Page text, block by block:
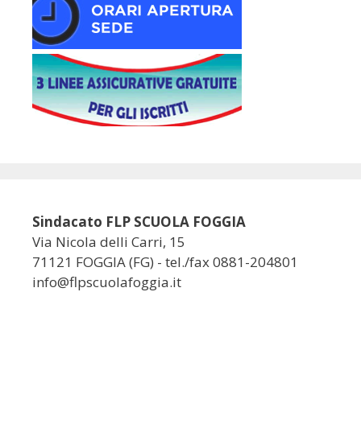
Sindacato FLP SCUOLA FOGGIA
Via Nicola delli Carri, 15
71121 FOGGIA (FG) - tel./fax 0881-204801
info@flpscuolafoggia.it